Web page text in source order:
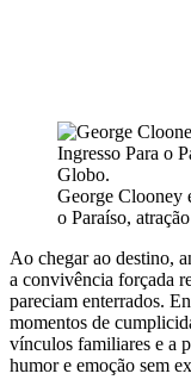
George Clooney
o Paraíso,
Ao chegar ao destino,
a convivência forçada
pareciam enterrados.
momentos de
vínculos familiares e a
humor e emoção sem